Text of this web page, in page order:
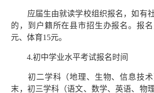
应届生由就读学校组织报名，如有社
的，到户籍所在县市招生办报名。报
元、体育15元。
4.初中学业水平考试报名时间
初二学科（地理、生物、信息技术
末，初三学科（语文、数学、英语、物